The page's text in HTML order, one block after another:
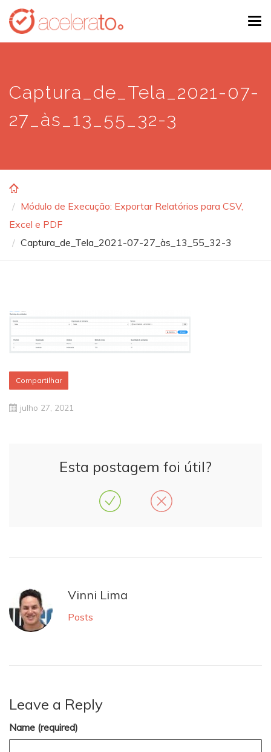
Skip
main
Captura_de_Tela_2021-07-
27_às_13_55_32-3
Módulo de Execução: Exportar Relatórios para CSV,
Excel e PDF
Captura_de_Tela_2021-07-27_às_13_55_32-3
Compartilhar
julho 27, 2021
Esta postagem foi útil?
Vinni Lima
Posts
Leave a Reply
Name (required)